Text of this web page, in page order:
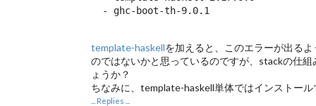
  - ghc-boot-th-9.0.1
template-haskellを加えると、このエラーが出る
のではないかと思っているのですが、stackの仕
ょうか？
ちなみに、template-haskell単体ではインストール
... Replies ...